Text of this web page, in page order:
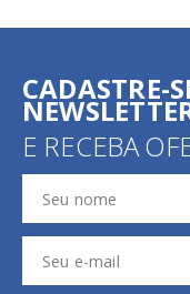
CADASTRE-
E RECEBA